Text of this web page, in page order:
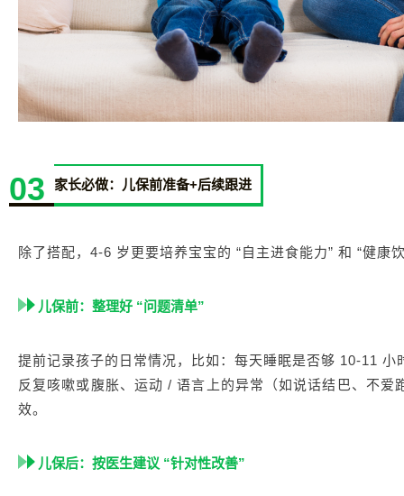
03 家长必做：儿保前准备+后续跟进
除了搭配，4-6 岁更要培养宝宝的 “自主进食能力” 和 “健康
儿保前：整理好 “问题清单”
提前记录孩子的日常情况，比如：每天睡眠是否够 10-11
反复咳嗽或腹胀、运动 / 语言上的异常（如说话结巴、不
效。
儿保后：按医生建议 “针对性改善”